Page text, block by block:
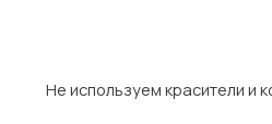
Не используем красители и